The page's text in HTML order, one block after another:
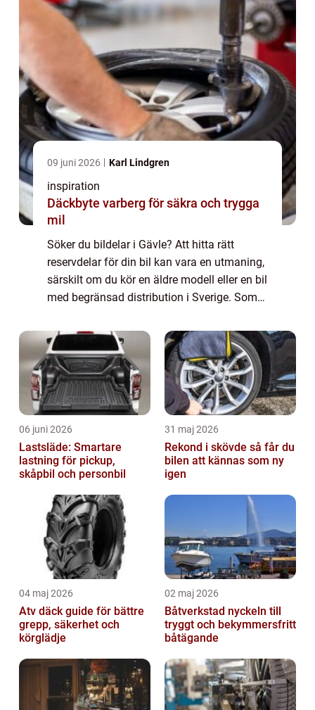
09 juni 2026 Karl Lindgren
inspiration
Däckbyte varberg för säkra och trygga
mil
Söker du bildelar i Gävle? Att hitta rätt
reservdelar för din bil kan vara en utmaning,
särskilt om du kör en äldre modell eller en bil
med begränsad distribution i Sverige. Som
06 juni 2026
Lastsläde: Smartare
lastning för pickup,
skåpbil och personbil
31 maj 2026
Rekond i skövde så får du
bilen att kännas som ny
igen
04 maj 2026
Atv däck guide för bättre
grepp, säkerhet och
körglädje
02 maj 2026
Båtverkstad nyckeln till
tryggt och bekymmersfritt
båtägande